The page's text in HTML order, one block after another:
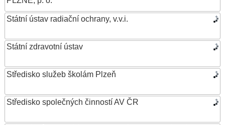
Státní ústav radiační ochrany, v.v.i.
Státní zdravotní ústav
Středisko služeb školám Plzeň
Středisko společných činností AV ČR